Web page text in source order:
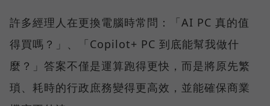
許多經理人在更換電腦時常問：「AI PC 真的值
得買嗎？」、「Copilot+ PC 到底能幫我做什
麼？」答案不僅是運算跑得更快，而是將原先繁
瑣、耗時的行政庶務變得更高效，並能確保商業